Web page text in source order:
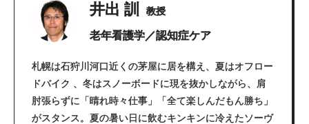
井出 訓 教授
老年看護学／認知症ケア
札幌は石狩川河口近くの茅屋に居を構え、夏はオフロー
ドバイク 、冬はスノーボードに現を抜かしながら、肩
肘張らずに「晴れ時々仕事」「全て楽しんだもん勝ち」
がスタンス。夏の暑い日に飲むキンキンに冷えたソーヴ